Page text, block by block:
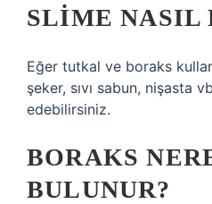
SLIME NASIL
Eğer tutkal ve boraks
şeker, sıvı sabun, nişasta
edebilirsiniz.
BORAKS
BULUNUR?